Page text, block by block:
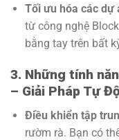
Tối ưu hóa các dự
từ công nghệ
bằng tay trên bất
3. Những tính
– Giải Pháp Tự
Điều khiển tập
rườm rà. Bạn có